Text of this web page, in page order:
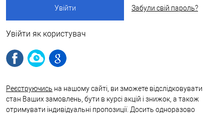
Забули свій пароль?
Увійти як користувач
Реєструючись на нашому сайті, ви зможете відслідковувати
стан Ваших замовлень, бути в курсі акцій і знижок, а також
отримувати індивідуальні пропозиції. Досить одноразово